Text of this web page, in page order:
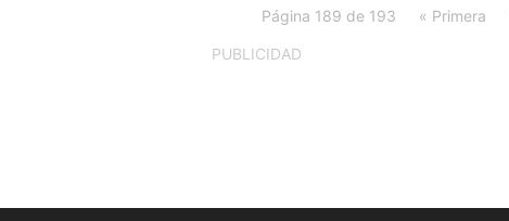
Página 189 de 193 « Primera
PUBLICIDAD